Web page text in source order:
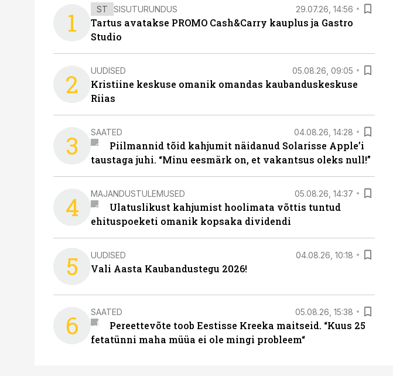
1 ST SISUTURUNDUS 29.07.26, 14:56
Tartus avatakse PROMO Cash&Carry kauplus ja Gastro
Studio
2 UUDISED 05.08.26, 09:05
Kristiine keskuse omanik omandas kaubanduskeskuse
Riias
3 SAATED 04.08.26, 14:28
Piilmannid tõid kahjumit näidanud Solarisse Apple’i
taustaga juhi. “Minu eesmärk on, et vakantsus oleks null!”
4 MAJANDUSTULEMUSED 05.08.26, 14:37
Ulatuslikust kahjumist hoolimata võttis tuntud
ehituspoeketi omanik kopsaka dividendi
5 UUDISED 04.08.26, 10:18
Vali Aasta Kaubandustegu 2026!
6 SAATED 05.08.26, 15:38
Pereettevõte toob Eestisse Kreeka maitseid. “Kuus 25
fetatünni maha müüa ei ole mingi probleem“